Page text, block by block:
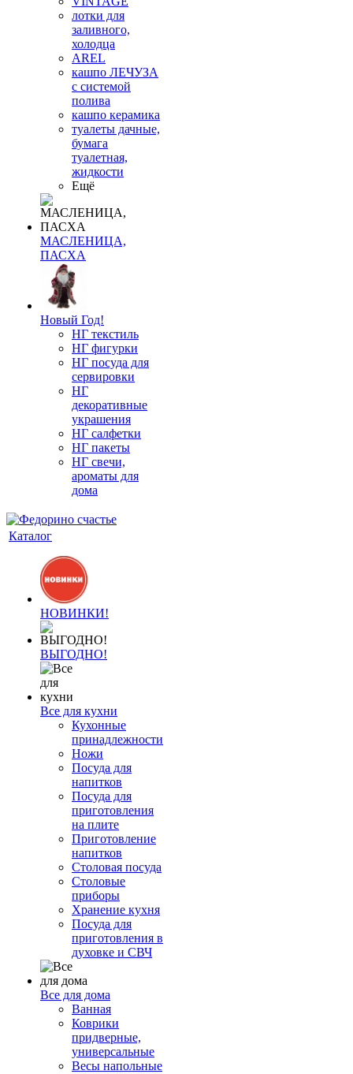
лотки для
заливного,
холодца
AREL
кашпо ЛЕЧУЗА
с системой
полива
кашпо керамика
туалеты дачные,
бумага
туалетная,
жидкости
Ещё
МАСЛЕНИЦА,
ПАСХА
Новый Год!
НГ текстиль
НГ фигурки
НГ посуда для
сервировки
НГ
декоративные
украшения
НГ салфетки
НГ пакеты
НГ свечи,
ароматы для
дома
Каталог
НОВИНКИ!
ВЫГОДНО!
Все для кухни
Кухонные
принадлежности
Ножи
Посуда для
напитков
Посуда для
приготовления
на плите
Приготовление
напитков
Столовая посуда
Столовые
приборы
Хранение кухня
Посуда для
приготовления в
духовке и СВЧ
Все для дома
Ванная
Коврики
придверные,
универсальные
Весы напольные